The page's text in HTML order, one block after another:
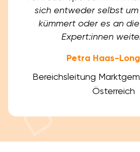
sich entweder selbst
kümmert oder es an
Expert:innen
Petra Haas-
Bereichsleitung
Österreich